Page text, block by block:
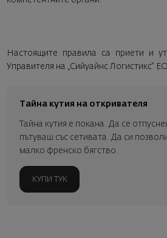
Настоящите правила са приети и
Управителя на „Сийуайнс Логистикс“
Тайна кутия на откривателя
Тайна кутия е покана. Да се
пътуваш със сетивата. Да си
малко френско бягство.
КУПИ ТУК